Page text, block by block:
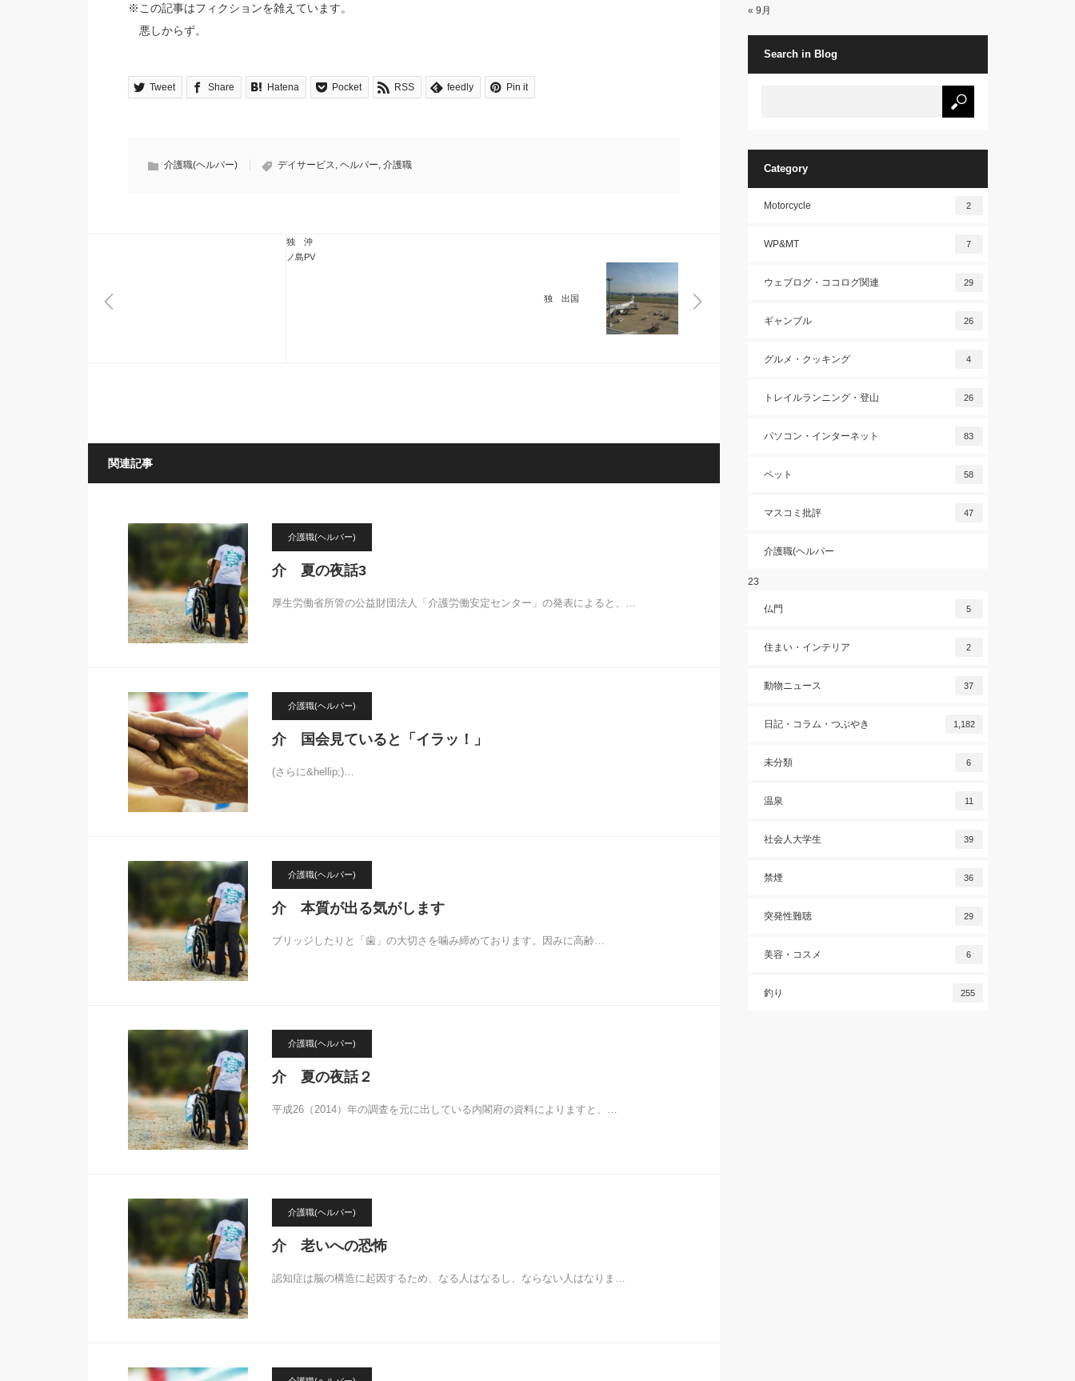
※この記事はフィクションを雑えています。
悪しからず。
Tweet Share Hatena Pocket RSS feedly Pin it
介護職(ヘルパー) デイサービス, ヘルパー, 介護職
独 沖
ノ島PV
独 出国
関連記事
介護職(ヘルパー)
介 夏の夜話3
厚生労働省所管の公益財団法人「介護労働安定センター」の発表によると、…
介護職(ヘルパー)
介 国会見ていると「イラッ！」
(さらに&hellip;)…
介護職(ヘルパー)
介 本質が出る気がします
ブリッジしたりと「歯」の大切さを噛み締めております。因みに高齢…
介護職(ヘルパー)
介 夏の夜話２
平成26（2014）年の調査を元に出している内閣府の資料によりますと、…
介護職(ヘルパー)
介 老いへの恐怖
認知症は脳の構造に起因するため、なる人はなるし、ならない人はなりま…
« 9月
Search in Blog
Category
Motorcycle 2
WP&MT 7
ウェブログ・ココログ関連 29
ギャンブル 26
グルメ・クッキング 4
トレイルランニング・登山 26
パソコン・インターネット 83
ペット 58
マスコミ批評 47
介護職(ヘルパー
23
仏門 5
住まい・インテリア 2
動物ニュース 37
日記・コラム・つぶやき 1,182
未分類 6
温泉 11
社会人大学生 39
禁煙 36
突発性難聴 29
美容・コスメ 6
釣り 255